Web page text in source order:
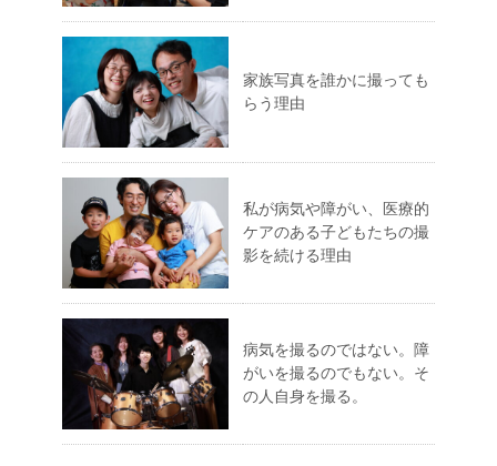
家族写真を誰かに撮っても
らう理由
私が病気や障がい、医療的
ケアのある子どもたちの撮
影を続ける理由
病気を撮るのではない。障
がいを撮るのでもない。そ
の人自身を撮る。